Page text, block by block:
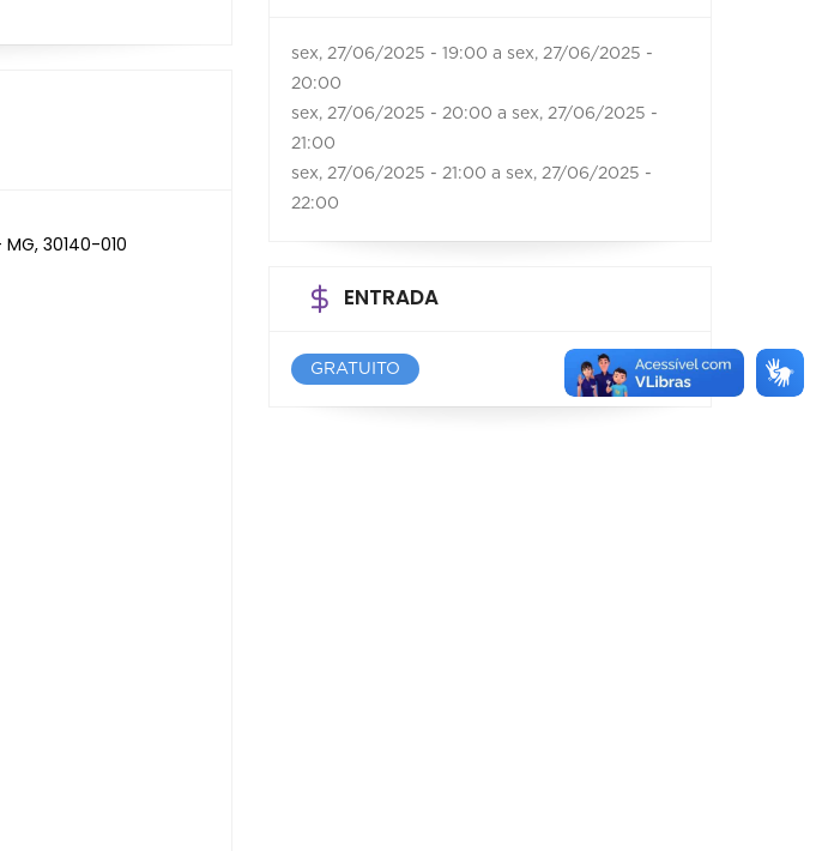
30140-010
sex, 27/06/2025 - 19:00 a sex, 27/06/2025 -
20:00
sex, 27/06/2025 - 20:00 a sex, 27/06/2025 -
21:00
sex, 27/06/2025 - 21:00 a sex, 27/06/2025 -
22:00
ENTRADA
GRATUITO